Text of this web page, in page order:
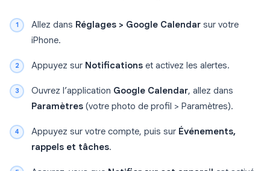
Allez dans Réglages > Google Calendar sur votre
iPhone.
Appuyez sur Notifications et activez les alertes.
Ouvrez l’application Google Calendar, allez dans
Paramètres (votre photo de profil > Paramètres).
Appuyez sur votre compte, puis sur Événements,
rappels et tâches.